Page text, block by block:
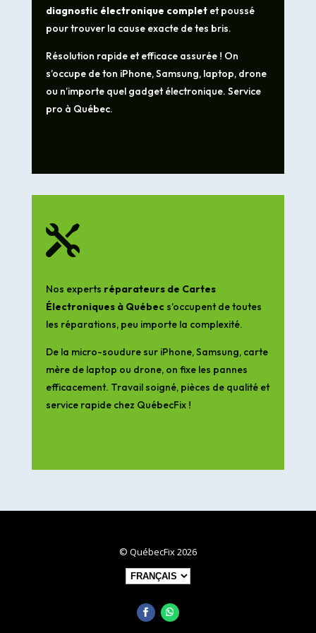
diagnostic électronique completet poussé
pour trouver la cause exacte de tes bris.
Résolution rapide et efficace assurée ! On
s’occupe de ton iPhone, Samsung, laptop, drone
ou n’importe quel gadget électronique. Service
pro à Québec.

Nos experts réparateurs de Cartes
Électroniques à Québecs’occupent de toutes
les réparations, peu importe la complexité.
De la micro-soudure sur iPhone, Samsung, carte
mère de laptop ou drone, on fixe les pannes
efficacement. Travail soigné, pièces de qualité et
service rapide chez QuébecFix !
© QuébecFix 2026